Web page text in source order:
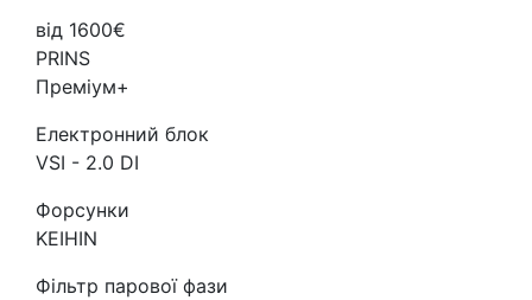
від 1600€
PRINS
Преміум+
Електронний блок
VSI - 2.0 DI
Форсунки
KEIHIN
Фільтр парової фази